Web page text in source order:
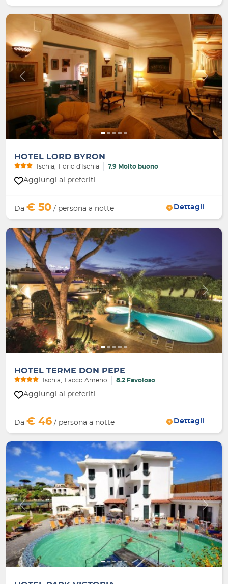
Indietro Avanti
HOTEL LORD BYRON
Ischia Forio d'Ischia 7.9 Molto buono
Aggiungi ai preferiti
Da € 50 / persona a notte Dettagli
Indietro Avanti
HOTEL TERME DON PEPE
Ischia Lacco Ameno 8.2 Favoloso
Aggiungi ai preferiti
Da € 46 / persona a notte Dettagli
Indietro Avanti